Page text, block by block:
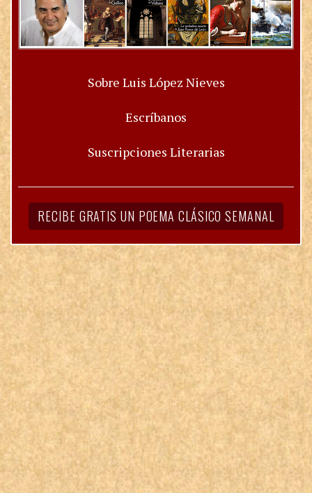
Sobre Luis López Nieves
Escríbanos
Suscripciones Literarias
RECIBE GRATIS UN POEMA CLÁSICO SEMANAL